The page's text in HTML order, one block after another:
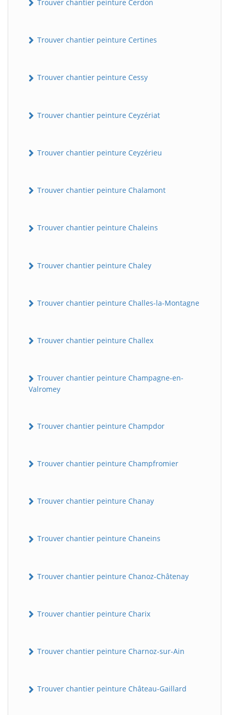
Trouver chantier peinture Cerdon
Trouver chantier peinture Certines
Trouver chantier peinture Cessy
Trouver chantier peinture Ceyzériat
Trouver chantier peinture Ceyzérieu
Trouver chantier peinture Chalamont
Trouver chantier peinture Chaleins
Trouver chantier peinture Chaley
Trouver chantier peinture Challes-la-Montagne
Trouver chantier peinture Challex
Trouver chantier peinture Champagne-en-
Valromey
Trouver chantier peinture Champdor
Trouver chantier peinture Champfromier
Trouver chantier peinture Chanay
Trouver chantier peinture Chaneins
Trouver chantier peinture Chanoz-Châtenay
Trouver chantier peinture Charix
Trouver chantier peinture Charnoz-sur-Ain
Trouver chantier peinture Château-Gaillard